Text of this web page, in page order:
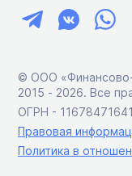
© ООО
2015 ‑ 2026. Все
ОГРН -
Правовая
Политика в